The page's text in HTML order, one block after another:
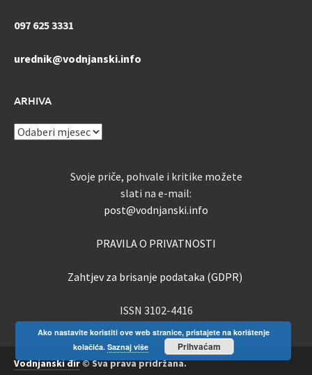
097 625 3331
urednik@vodnjanski.info
ARHIVA
ARHIVA
Svoje priče, pohvale i kritike možete
slati na e-mail:
post@vodnjanski.info
PRAVILA O PRIVATNOSTI
Zahtjev za brisanje podataka (GDPR)
ISSN 3102-4416
Vodnjanski đir© Sva prava pridržana.
Ako nastavite koristiti ove web stranice, pristajete na korištenje
kolačića. Saznaj više Prihvaćam